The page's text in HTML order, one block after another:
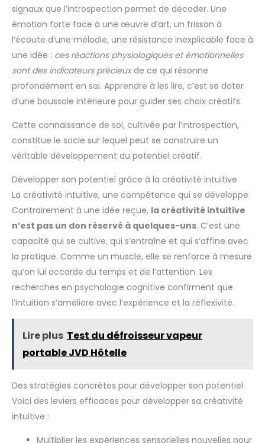
signaux que l’introspection permet de décoder. Une
émotion forte face à une œuvre d’art, un frisson à
l’écoute d’une mélodie, une résistance inexplicable face à
une idée : ces réactions physiologiques et émotionnelles
sont des indicateurs précieuxde ce qui résonne
profondément en soi. Apprendre à les lire, c’est se doter
d’une boussole intérieure pour guider ses choix créatifs.
Cette connaissance de soi, cultivée par l’introspection,
constitue le socle sur lequel peut se construire un
véritable développement du potentiel créatif.
Développer son potentiel grâce à la créativité intuitive
La créativité intuitive, une compétence qui se développe
Contrairement à une idée reçue, la créativité intuitive
n’est pas un don réservé à quelques-uns. C’est une
capacité qui se cultive, qui s’entraîne et qui s’affine avec
la pratique. Comme un muscle, elle se renforce à mesure
qu’on lui accorde du temps et de l’attention. Les
recherches en psychologie cognitive confirment que
l’intuition s’améliore avec l’expérience et la réflexivité.
Lire plus Test du défroisseur vapeur
portable JVD Hôtelle
Des stratégies concrètes pour développer son potentiel
Voici des leviers efficaces pour développer sa créativité
intuitive :
Multiplier les expériences sensorielles nouvelles pour